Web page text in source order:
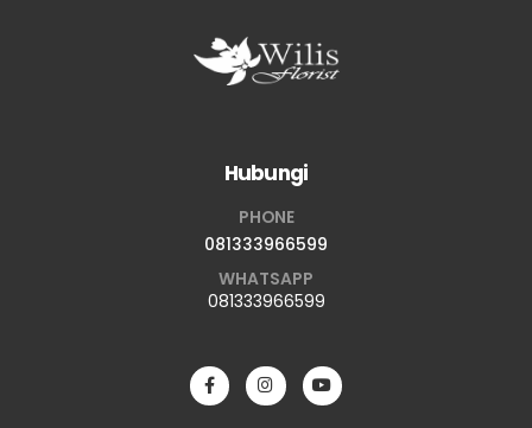
Hubungi
PHONE
081333966599
WHATSAPP
081333966599